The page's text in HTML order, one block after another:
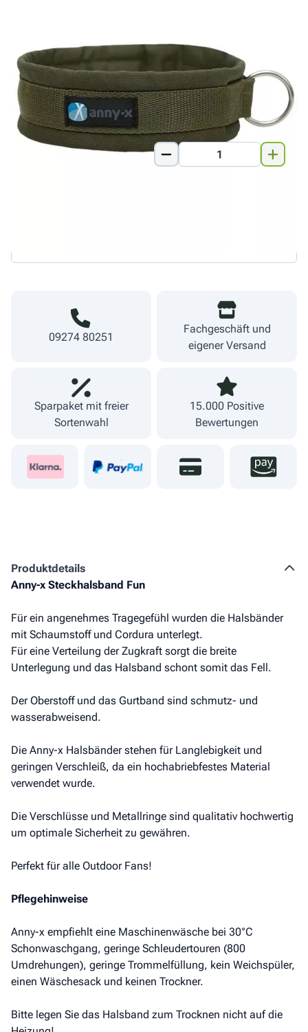
angenehmes Tragegefühl wurden die Halsbänder mit
Schaumstoff und Codura unterlegt. Für optimale Sicherheit
sorgt der qualitativ hochwertige Verschluss und der
Metallring.
Gr.2: 27-
09274 80251
Fachgeschäft und
eigener Versand
Sparpaket mit freier
Sortenwahl
15.000 Positive
Bewertungen
Produkt­details
Anny-x Steckhalsband Fun
Für ein angenehmes Tragegefühl wurden die Halsbänder
mit Schaumstoff und Cordura unterlegt.
Für eine Verteilung der Zugkraft sorgt die breite
Unterlegung und das Halsband schont somit das Fell.
Der Oberstoff und das Gurtband sind schmutz- und
wasserabweisend.
Die Anny-x Halsbänder stehen für Langlebigkeit und
geringen Verschleiß, da ein hochabriebfestes Material
verwendet wurde.
Die Verschlüsse und Metallringe sind qualitativ hochwertig
um optimale Sicherheit zu gewähren.
Perfekt für alle Outdoor Fans!
Pflegehinweise
Anny-x empfiehlt eine Maschinenwäsche bei 30°C
Schonwaschgang, geringe Schleudertouren (800
Umdrehungen), geringe Trommelfüllung, kein Weichspüler,
einen Wäschesack und keinen Trockner.
Bitte legen Sie das Halsband zum Trocknen nicht auf die